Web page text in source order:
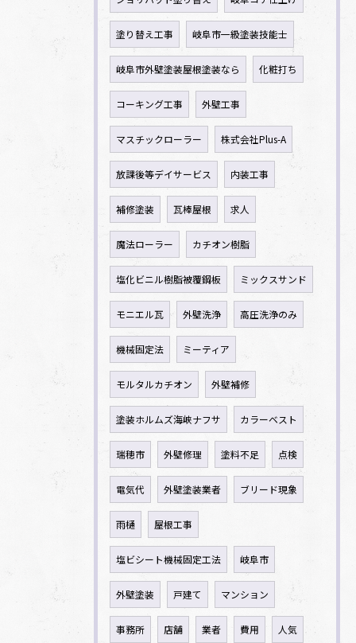
塗り替え工事 岐阜市一級塗装技能士
岐阜市外壁塗装屋根塗装なら 化粧打ち
コーキング工事 外壁工事
マスチックローラー 株式会社Plus-A
放課後等デイサービス 内装工事
補修塗装 瓦棒屋根 求人
魔法ローラー カチオン樹脂
塩化ビニル樹脂被覆鋼板 ミックスサンド
モニエル瓦 外壁洗浄 高圧洗浄のみ
機械固定法 ミーティア
モルタルカチオン 外壁補修
塗装ホルムズ海峡ナフサ カラーベスト
瑞穂市 外壁修理 塗料不足 点検
電気代 外壁塗装業者 ブリード現象
雨樋 屋根工事
塩ビシート機械固定工法 岐阜市
外壁塗装 戸建て マンション
事務所 店舗 業者 費用 人気